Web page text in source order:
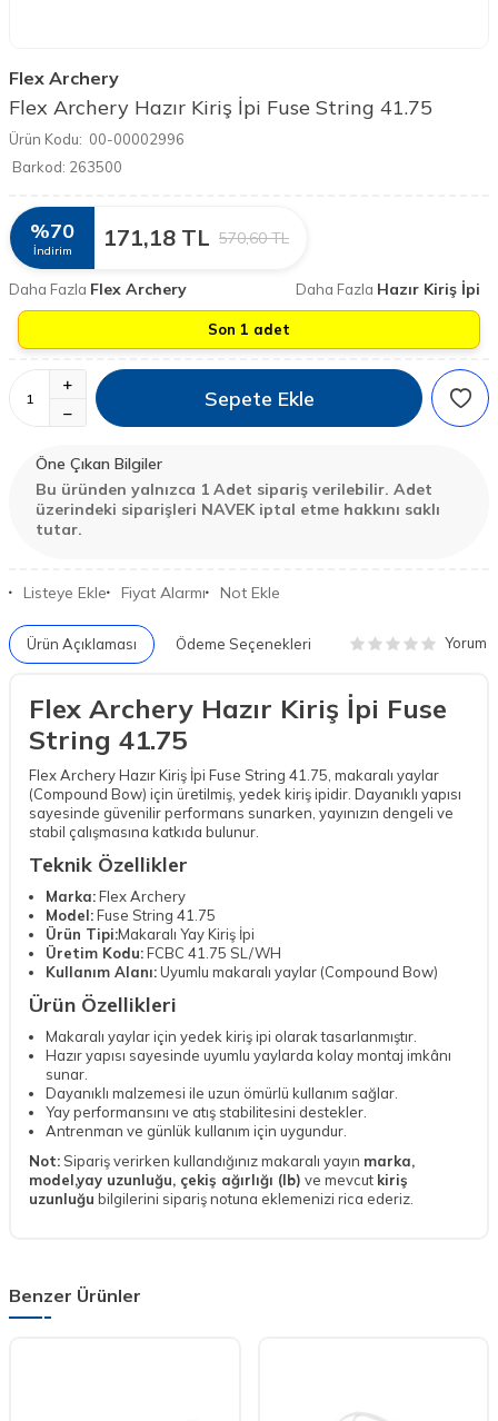
Flex Archery
Flex Archery Hazır Kiriş İpi Fuse String 41.75
Ürün Kodu: 00-00002996
Barkod: 263500
%70
İndirim 171,18 TL 570,60TL
Daha Fazla Flex Archery Daha Fazla Hazır Kiriş İpi
Son 1 adet
Sepete Ekle
Öne Çıkan Bilgiler
Bu üründen yalnızca 1 Adet sipariş verilebilir. Adet
üzerindeki siparişleri NAVEK iptal etme hakkını saklı
tutar.
Listeye Ekle Fiyat Alarmı Not Ekle
Ürün Açıklaması Ödeme Seçenekleri Yorum
Flex Archery Hazır Kiriş İpi Fuse
String 41.75
Flex Archery Hazır Kiriş İpi Fuse String 41.75, makaralı yaylar
(Compound Bow) için üretilmiş, yedek kiriş ipidir. Dayanıklı yapısı
sayesinde güvenilir performans sunarken, yayınızın dengeli ve
stabil çalışmasına katkıda bulunur.
Teknik Özellikler
Marka:Flex Archery
Model:Fuse String 41.75
Ürün Tipi:Makaralı Yay Kiriş İpi
Üretim Kodu:FCBC 41.75 SL/WH
Kullanım Alanı:Uyumlu makaralı yaylar (Compound Bow)
Ürün Özellikleri
Makaralı yaylar için yedek kiriş ipi olarak tasarlanmıştır.
Hazır yapısı sayesinde uyumlu yaylarda kolay montaj imkânı
sunar.
Dayanıklı malzemesi ile uzun ömürlü kullanım sağlar.
Yay performansını ve atış stabilitesini destekler.
Antrenman ve günlük kullanım için uygundur.
Not: Sipariş verirken kullandığınız makaralı yayın marka,
model,yay uzunluğu, çekiş ağırlığı (lb) ve mevcut kiriş
uzunluğu bilgilerini sipariş notuna eklemenizi rica ederiz.
Benzer Ürünler